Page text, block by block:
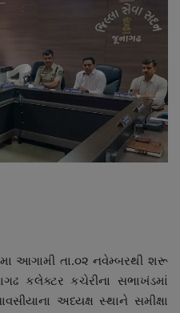
આગામી તા.૦૨ નવેમ્બરથી શરૂ
કલેક્ટર કચેરીના સભાખંડમાં
અધ્યક્ષ સ્થાને સમીક્ષા